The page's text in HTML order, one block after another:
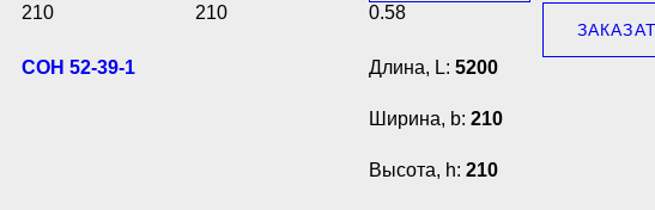
210 210 0.58
СОН 52-39-1 Длина, L: 5200
Ширина, b: 210
Высота, h: 210